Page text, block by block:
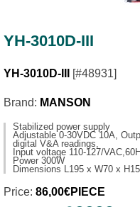
YH-3010D-III
YH-3010D-III [#48931]
Brand: MANSON
Stabilized power supply
Adjustable 0-30VDC 10A,
digital V&A readings,
Input voltage 110-127/
Power 300W
Dimensions L195 x W70 x
Price: 86,00€PIECE